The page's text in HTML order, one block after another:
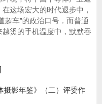
这场宏大的时代退步中，
超车”的政治口号，而普通
烫的手机温度中，默默吞
摄影年鉴》（二）评委作